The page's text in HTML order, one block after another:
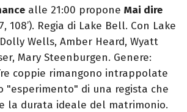
alle 21:00 propone Mai dire
108’). Regia di Lake Bell. Con Lake
Wells, Amber Heard, Wyatt
Mary Steenburgen. Genere:
coppie rimangono intrappolate
"esperimento" di una regista che
la durata ideale del matrimonio.